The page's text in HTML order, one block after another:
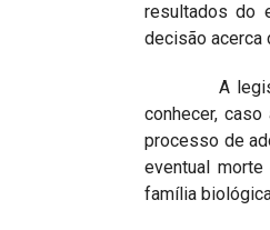
resultados do
decisão acerca
A legislação
conhecer,
processo de
eventual
família